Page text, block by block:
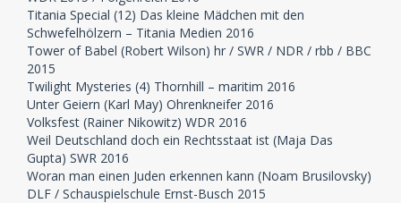
Titania Special (12) Das kleine Mädchen mit den
Schwefelhölzern – Titania Medien 2016
Tower of Babel (Robert Wilson) hr / SWR / NDR / rbb / BBC
2015
Twilight Mysteries (4) Thornhill – maritim 2016
Unter Geiern (Karl May) Ohrenkneifer 2016
Volksfest (Rainer Nikowitz) WDR 2016
Weil Deutschland doch ein Rechtsstaat ist (Maja Das
Gupta) SWR 2016
Woran man einen Juden erkennen kann (Noam Brusilovsky)
DLF / Schauspielschule Ernst-Busch 2015